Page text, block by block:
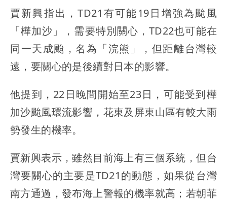
賈新興指出，TD21有可能19日增強為颱風
「樺加沙」，需要特別關心，TD22也可能在
同一天成颱，名為「浣熊」，但距離台灣較
遠，要關心的是後續對日本的影響。
他提到，22日晚間開始至23日，可能受到樺
加沙颱風環流影響，花東及屏東山區有較大雨
勢發生的機率。
賈新興表示，雖然目前海上有三個系統，但台
灣要關心的主要是TD21的動態，如果從台灣
南方通過，發布海上警報的機率就高；若朝菲